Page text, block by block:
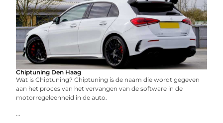
Chiptuning Den Haag
Wat is Chiptuning? Chiptuning is de naam die wordt gegeven
aan het proces van het vervangen van de software in de
motorregeleenheid in de auto.
...